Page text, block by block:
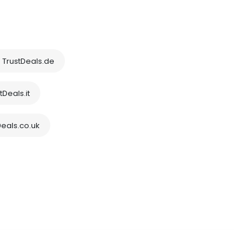
TrustDeals.de